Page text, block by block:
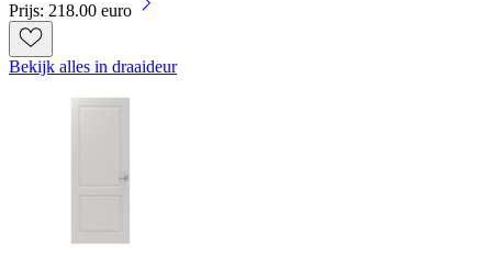
Prijs: 218.00 euro
Bekijk alles in draaideur